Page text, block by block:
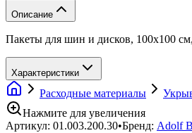
Описание
Пакеты для шин и дисков, 100х100
Характеристики
Расходные материалы
Нажмите для увеличения
Артикул: 01.003.200.30•Бренд: Adolf